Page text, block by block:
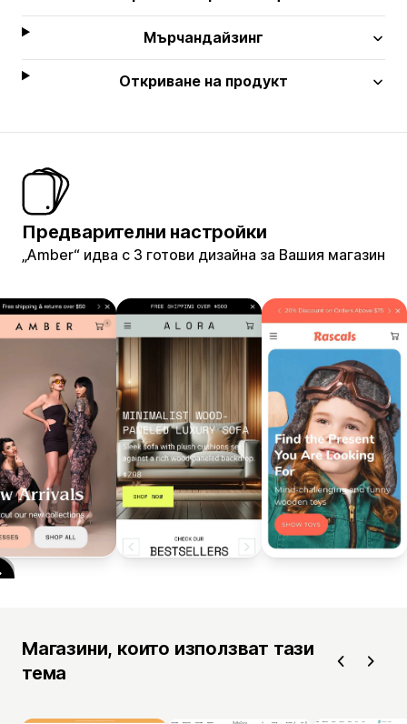
Мърчандайзинг
Откриване на продукт
Предварителни настройки
„Amber“ идва с 3 готови дизайна за Вашия магазин
Магазини, които използват тази
тема